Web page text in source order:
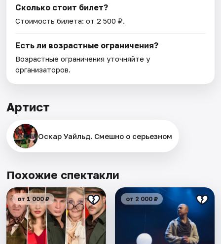
Сколько стоит билет?
Стоимость билета: от 2 500 ₽.
Есть ли возрастные ограничения?
Возрастные ограничения уточняйте у
организаторов.
Артист
Оскар Уайльд. Смешно о серьезном
Похожие спектакли
от 1 000 ₽ от 2 000 ₽